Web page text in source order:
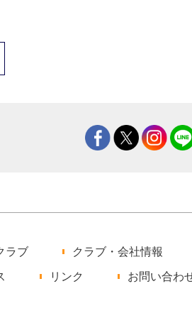
ラブ クラブ・会社情報
リンク お問い合わ